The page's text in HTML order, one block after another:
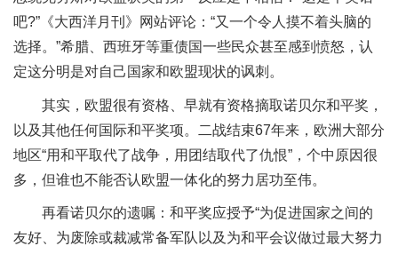
吧?”《大西洋月刊》网站评论：“又一个令人摸不着头脑的
选择。”希腊、西班牙等重债国一些民众甚至感到愤怒，认
定这分明是对自己国家和欧盟现状的讽刺。
其实，欧盟很有资格、早就有资格摘取诺贝尔和平奖，
以及其他任何国际和平奖项。二战结束67年来，欧洲大部分
地区“用和平取代了战争，用团结取代了仇恨”，个中原因很
多，但谁也不能否认欧盟一体化的努力居功至伟。
再看诺贝尔的遗嘱：和平奖应授予“为促进国家之间的
友好、为废除或裁减常备军队以及为和平会议做过最大努力